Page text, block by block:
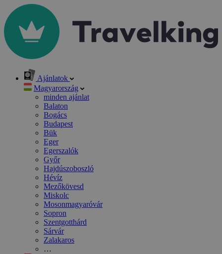
Ajánlatok
Magyarország
minden ajánlat
Balaton
Bogács
Budapest
Bük
Eger
Egerszalók
Győr
Hajdúszoboszló
Hévíz
Mezőkövesd
Miskolc
Mosonmagyaróvár
Sopron
Szentgotthárd
Sárvár
Zalakaros
…